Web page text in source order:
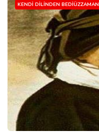
KENDI DILINDEN BEDIÜZZAMAN